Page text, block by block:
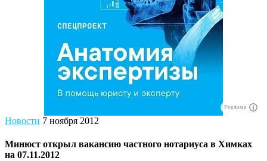
Реклама
Новости 7 ноября 2012
Минюст открыл вакансию частного нотариуса в Химках
на 07.11.2012